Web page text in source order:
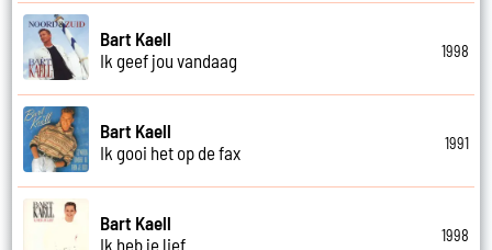
Bart Kaell
Ik geef jou vandaag
1998
Bart Kaell
Ik gooi het op de fax
1991
Bart Kaell
Ik heb je lief
1998